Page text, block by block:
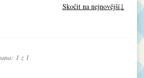
Skočit na nejnovější↓
1 z 1